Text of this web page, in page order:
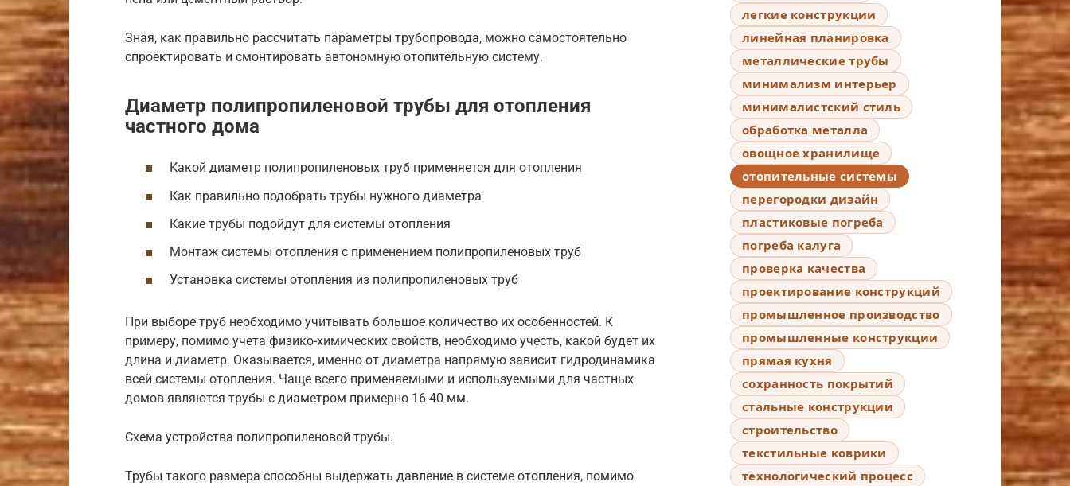
Зная, как правильно рассчитать параметры трубопровода, можно самостоятельно
спроектировать и смонтировать автономную отопительную систему.
Диаметр полипропиленовой трубы для отопления
частного дома
Какой диаметр полипропиленовых труб применяется для отопления
Как правильно подобрать трубы нужного диаметра
Какие трубы подойдут для системы отопления
Монтаж системы отопления с применением полипропиленовых труб
Установка системы отопления из полипропиленовых труб
При выборе труб необходимо учитывать большое количество их особенностей. К
примеру, помимо учета физико-химических свойств, необходимо учесть, какой будет их
длина и диаметр. Оказывается, именно от диаметра напрямую зависит гидродинамика
всей системы отопления. Чаще всего применяемыми и используемыми для частных
домов являются трубы с диаметром примерно 16-40 мм.
Схема устройства полипропиленовой трубы.
Трубы такого размера способны выдержать давление в системе отопления, помимо
легкие конструкции
линейная планировка
металлические трубы
минимализм интерьер
минималистский стиль
обработка металла
овощное хранилище
отопительные системы
перегородки дизайн
пластиковые погреба
погреба калуга
проверка качества
проектирование конструкций
промышленное производство
промышленные конструкции
прямая кухня
сохранность покрытий
стальные конструкции
строительство
текстильные коврики
технологический процесс